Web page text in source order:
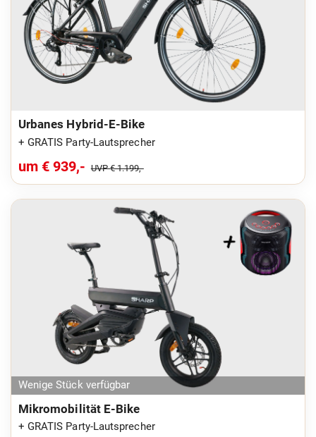
Urbanes Hybrid-E-Bike
+ GRATIS Party-Lautsprecher
um € 939,- UVP € 1.199,-
Wenige Stück verfügbar
Mikromobilität E-Bike
+ GRATIS Party-Lautsprecher